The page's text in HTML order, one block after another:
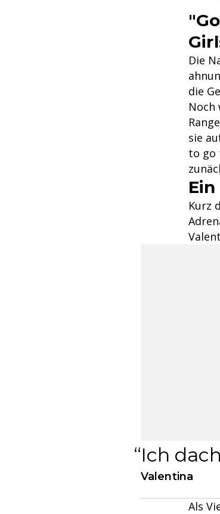
Die
die
Noch
sie
to go
Kurz
Ich
Valentina
Als